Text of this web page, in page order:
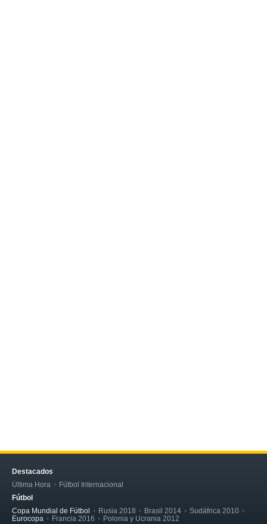
Destacados
Última Hora
Fútbol Internacional
Fútbol
Copa Mundial de Fútbol
Rusia 2018 Brasil 2014
Sudáfrica 2010
Eurocopa
Francia 2016 Polonia y Ucrania 2012